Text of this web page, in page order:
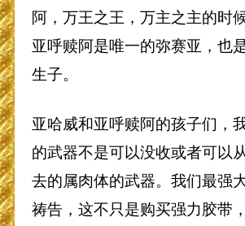
阿，万王之王，万主之主的时
亚呼赎阿是唯一的弥赛亚，也
生子。
亚哈威和亚呼赎阿的孩子们，
的武器不是可以没收或者可以
去的属肉体的武器。我们最强
祷告，这不只是购买强力胶带